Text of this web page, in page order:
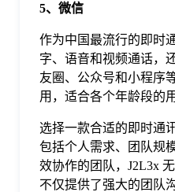
5、微信
作为中国最流行的即时
字、语音和视频通话，
友圈、公众号和小程序
用，适合各个年龄段的
选择一款合适的即时通
包括个人需求、团队规
效协作的团队，J2L3x
不仅提供了强大的团队